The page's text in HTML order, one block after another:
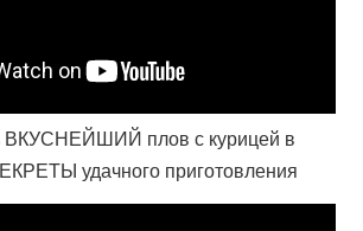
ВКУСНЕЙШИЙ плов с курицей в
удачного приготовления